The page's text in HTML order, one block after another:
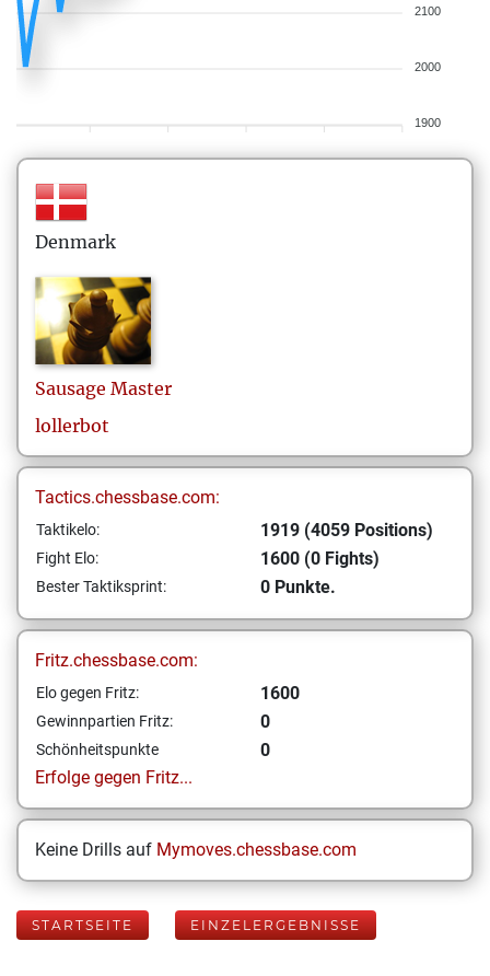
2100
2000
1900
Denmark
Sausage Master
lollerbot
Tactics.chessbase.com:
Taktikelo: 1919 (4059 Positions)
Fight Elo: 1600 (0 Fights)
Bester Taktiksprint: 0 Punkte.
Fritz.chessbase.com:
Elo gegen Fritz: 1600
Gewinnpartien Fritz: 0
Schönheitspunkte
0
Erfolge gegen Fritz...
Keine Drills auf Mymoves.chessbase.com
STARTSEITE EINZELERGEBNISSE